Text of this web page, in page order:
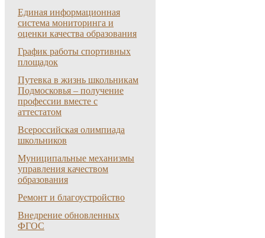
Единая информационная
система мониторинга и
оценки качества образования
График работы спортивных
площадок
Путевка в жизнь школьникам
Подмосковья – получение
профессии вместе с
аттестатом
Всероссийская олимпиада
школьников
Муниципальные механизмы
управления качеством
образования
Ремонт и благоустройство
Внедрение обновленных
ФГОС